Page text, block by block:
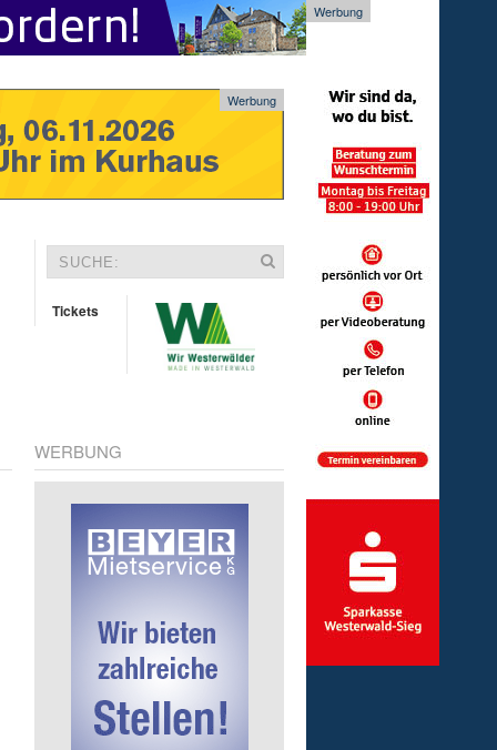
Werbung
Werbung
Tickets
WERBUNG